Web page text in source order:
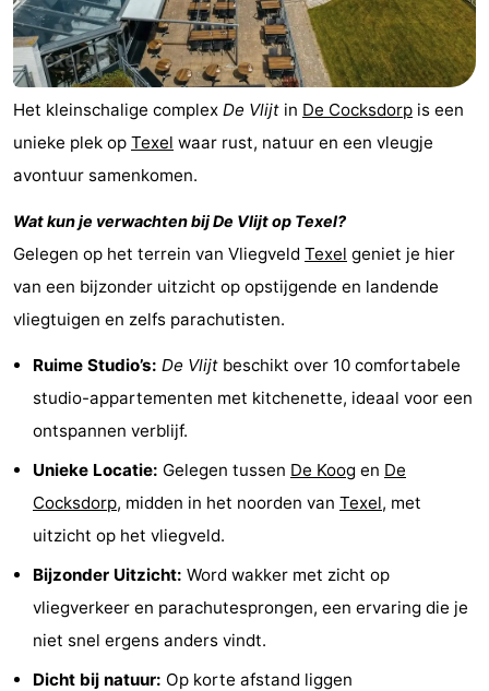
-
Bosch
Zee
-
De
Vlijt
Hoeve
Holland
-
Land
en
Zeezicht
-
Strandhuys
-
Strandplevier
Bed
breakfasts)
Campings
Hotels
Vakantiehuizen
't
Eibernest
-
Hoogelandt
Beach
-
Het kleinschalige complex De Vlijt in De Cocksdorp is een
unieke plek op Texel waar rust, natuur en een vleugje
avontuur samenkomen.
Wat kun je verwachten bijDe Vlijtop Texel?
Gelegen op het terrein van Vliegveld Texel geniet je hier
van een bijzonder uitzicht op opstijgende en landende
vliegtuigen en zelfs parachutisten.
Ruime Studio’s: De Vlijt beschikt over 10 comfortabele
studio-appartementen met kitchenette, ideaal voor een
ontspannen verblijf.
Unieke Locatie: Gelegen tussen De Koog en De
Cocksdorp, midden in het noorden van Texel, met
uitzicht op het vliegveld.
Bijzonder Uitzicht: Word wakker met zicht op
vliegverkeer en parachutesprongen, een ervaring die je
niet snel ergens anders vindt.
Dicht bij natuur: Op korte afstand liggen